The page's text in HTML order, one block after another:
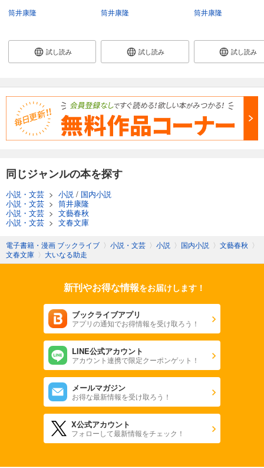
筒井康隆
試し読み
筒井康隆
試し読み
筒井康隆
試し読み
同じジャンルの本を探す
小説・文芸 > 小説 / 国内小説
小説・文芸 > 筒井康隆
小説・文芸 > 文藝春秋
小説・文芸 > 文春文庫
電子書籍・漫画 ブックライブ 〉 小説・文芸 〉 小説 〉 国内小説 〉 文藝春秋 〉
文春文庫 〉 大いなる助走
新刊やお得な情報をお届けします！
ブックライブアプリ
アプリの通知でお得情報を受け取ろう！
LINE公式アカウント
アカウント連携で限定クーポンゲット！
メールマガジン
お得な最新情報を受け取ろう！
X公式アカウント
フォローして最新情報をチェック！